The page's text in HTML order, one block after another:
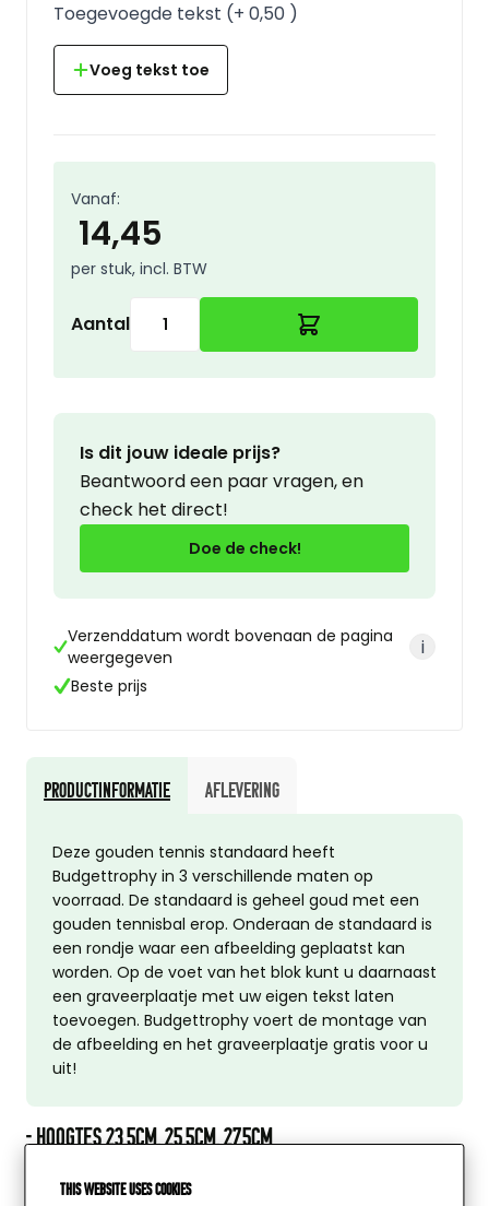
This website uses cookies
Toegevoegde tekst (+ 0,50 )
Voeg tekst toe
Vanaf:
14,45
per stuk, incl. BTW
Aantal
Is dit jouw ideale prijs?
Beantwoord een paar vragen, en
check het direct!
Doe de check!
Verzenddatum wordt bovenaan de pagina
weergegeven
i
Beste prijs
Deze gouden tennis standaard heeft
Budgettrophy in 3 verschillende maten op
voorraad. De standaard is geheel goud met een
gouden tennisbal erop. Onderaan de standaard is
een rondje waar een afbeelding geplaatst kan
worden. Op de voet van het blok kunt u daarnaast
een graveerplaatje met uw eigen tekst laten
toevoegen. Budgettrophy voert de montage van
de afbeelding en het graveerplaatje gratis voor u
uit!
Productinformatie Aflevering
- HOOGTES 23,5CM, 25,5CM, 27,5CM